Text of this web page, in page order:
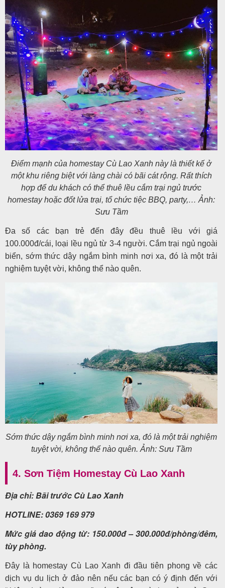
Điểm mạnh của homestay Cù Lao Xanh này là thiết kế ở
một khu riêng biệt với làng chài có bãi cát rộng. Rất thích
hợp để du khách có thể thuê lều cắm trại ngủ trước
homestay hoặc đốt lửa trại, tổ chức tiệc BBQ, party,… Ảnh:
Sưu Tầm
Đa số các bạn trẻ đến đây đều thuê lều với giá
100.000đ/cái, loại lều ngủ từ 3-4 người. Cắm trại ngủ ngoài
biển, sớm thức dậy ngắm bình minh nơi xa, đó là một trải
nghiệm tuyệt vời, không thể nào quên.
Sớm thức dậy ngắm bình minh nơi xa, đó là một trải nghiệm
tuyệt vời, không thể nào quên. Ảnh: Sưu Tầm
4. Sơn Tiệm Homestay Cù Lao Xanh
Địa chỉ: Bãi trước Cù Lao Xanh
HOTLINE: 0369 169 979
Mức giá dao động từ: 150.000đ – 300.000đ/phòng/đêm,
tùy phòng.
Đây là homestay Cù Lao Xanh đi đầu tiên phong về các
dịch vụ du lịch ở đảo nên nếu các bạn có ý định đến với